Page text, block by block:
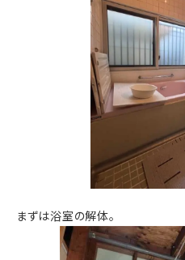
まずは浴室の解体。